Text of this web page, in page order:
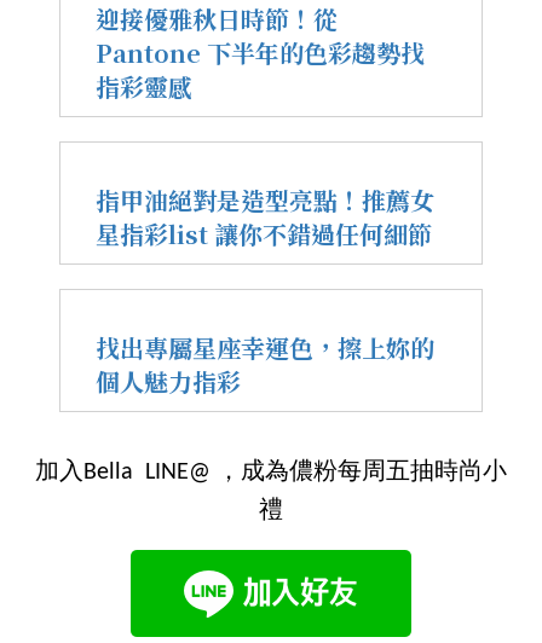
迎接優雅秋日時節！從
Pantone 下半年的色彩趨勢找
指彩靈感
指甲油絕對是造型亮點！推薦女
星指彩list 讓你不錯過任何細節
找出專屬星座幸運色，擦上妳的
個人魅力指彩
加入Bella LINE@ ，成為儂粉每周五抽時尚小
禮